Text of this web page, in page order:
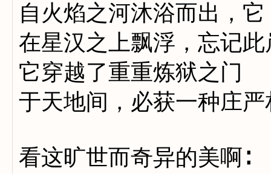
自火焰之河沐浴而出，它
在星汉之上飘浮，忘记
它穿越了重重炼狱之门
于天地间，必获一种庄严
看这旷世而奇异的美啊∶